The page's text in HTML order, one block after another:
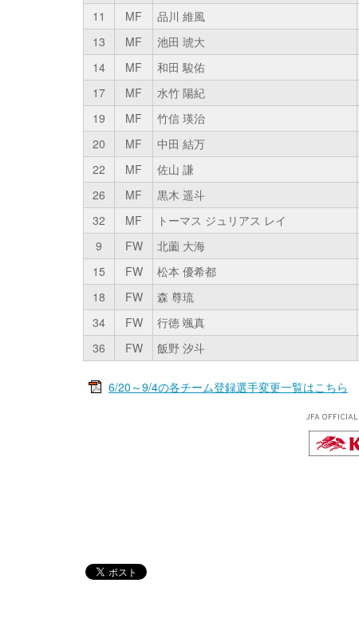
11
MF 品川 維風
13
MF 池田 琥大
14
MF 和田 駿佑
17
MF 水竹 陽紀
19
MF 竹信 瑛治
20
MF 中田 結万
22
MF 佐山 謙
26
MF 黒木 遥斗
32
MF トーマス ジュリアス レイ
9
FW 北薗 大海
15
FW 松本 優希都
18
FW 森 尊琉
34
FW 行徳 颯真
36
FW 飯野 汐斗
6/20～9/4の各チーム登録選手変更一覧はこちら
JFA OFFICIAL